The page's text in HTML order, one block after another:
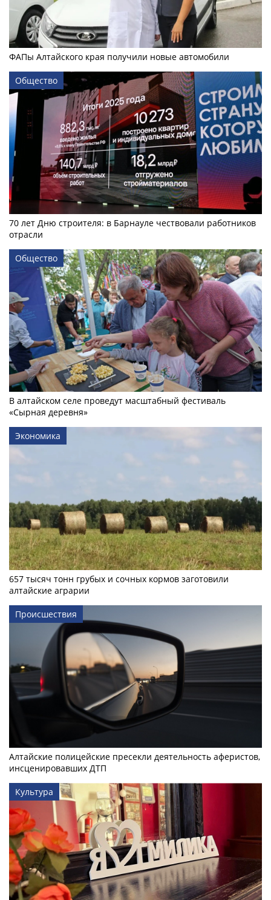
ФАПы Алтайского края получили новые автомобили
Общество
70 лет Дню строителя: в Барнауле чествовали работников
отрасли
Общество
В алтайском селе проведут масштабный фестиваль
«Сырная деревня»
Экономика
657 тысяч тонн грубых и сочных кормов заготовили
алтайские аграрии
Происшествия
Алтайские полицейские пресекли деятельность аферистов,
инсценировавших ДТП
Культура